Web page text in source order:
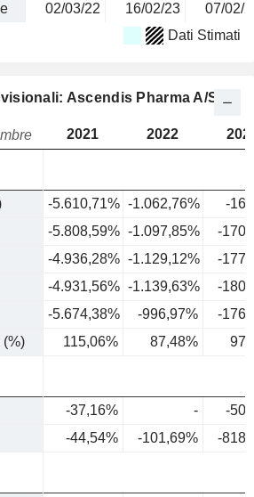
02/03/22 16/02/23 07/02/
Dati Stimati
Ascendis Pharma A/S
2021 2022
-5.610,71% -1.062,76%
-
-5.808,59% -1.097,85%
-
-4.936,28% -1.129,12%
-
-4.931,56% -1.139,63%
-
-5.674,38% -996,97%
-
(%)
115,06% 87,48%
-37,16% -
-
-44,54% -101,69% -